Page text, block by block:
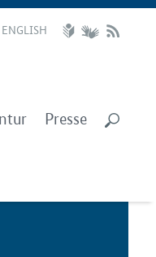
ENGLISH
Presse